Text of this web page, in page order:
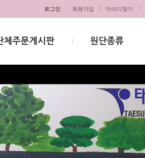
아이디찾기
회원가입
로그인
체주문게시판 원단종류